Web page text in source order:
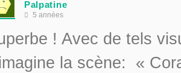
Palpatine
5 années
! Avec de tels
la scène: «